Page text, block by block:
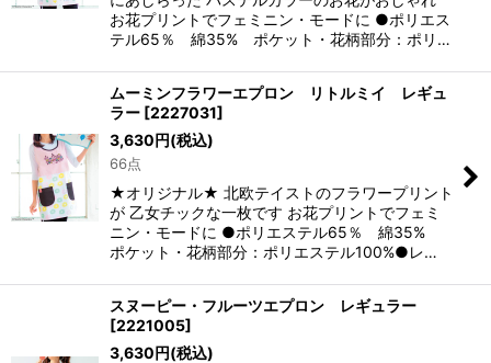
お花プリントでフェミニン・モードに ●ポリエス
テル65％ 綿35% ポケット・花柄部分：ポリ…
ムーミンフラワーエプロン リトルミイ レギュ
ラー [2227031]
3,630円(税込)
66点
★オリジナル★ 北欧テイストのフラワープリント
が 乙女チックな一枚です お花プリントでフェミ
ニン・モードに ●ポリエステル65％ 綿35%
ポケット・花柄部分：ポリエステル100%●レ…
スヌーピー・フルーツエプロン レギュラー
[2221005]
3,630円(税込)